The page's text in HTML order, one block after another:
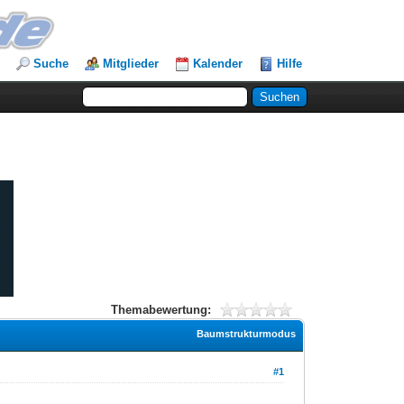
Suche Mitglieder Kalender Hilfe
Themabewertung:
Baumstrukturmodus
#1